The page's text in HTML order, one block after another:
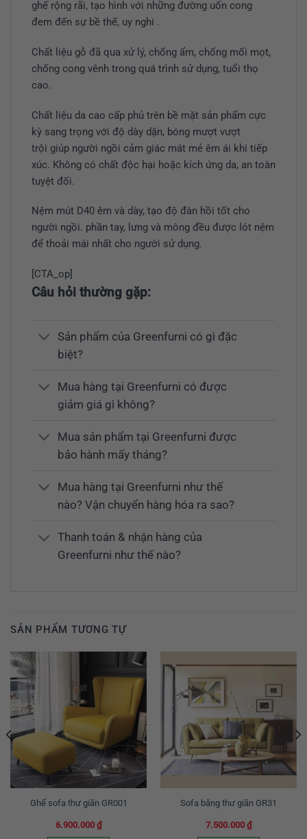
ghế rộng rãi, tạo hình với những đường uốn cong
đem đến sự bề thế, uy nghi .
Chất liệu gỗ đã qua xử lý, chống ẩm, chống mối mọt,
chống cong vênh trong quá trình sử dụng, tuổi thọ
cao.
Chất liệu da cao cấp phủ trên bề mặt sản phẩm cực
kỳ sang trọng với độ dày dặn, bóng mượt vượt
trội giúp người ngồi cảm giác mát mẻ êm ái khi tiếp
xúc. Không có chất độc hại hoặc kích ứng da, an toàn
tuyệt đối.
Nệm mút D40 êm và dày, tạo độ đàn hồi tốt cho
người ngồi. phần tay, lưng và mông đều được lót nệm
để thoải mái nhất cho người sử dụng.
[CTA_op]
Câu hỏi thường gặp:
Sản phẩm của Greenfurni có gì đặc
biệt?
Mua hàng tại Greenfurni có được
giảm giá gì không?
Mua sản phẩm tại Greenfurni được
bảo hành mấy tháng?
Mua hàng tại Greenfurni như thế
nào? Vận chuyển hàng hóa ra sao?
Thanh toán & nhận hàng của
Greenfurni như thế nào?
SẢN PHẨM TƯƠNG TỰ
Ghế sofa thư giãn GR001
6.900.000 ₫
Sofa băng thư giãn GR31
7.500.000 ₫